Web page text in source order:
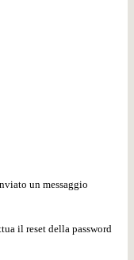
un messaggio
il reset della password